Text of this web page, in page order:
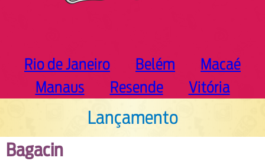
Rio de Janeiro Belém
Macaé
Manaus
Resende Vitória
Lançamento
Bagacin